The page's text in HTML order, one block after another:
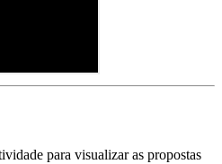
para visualizar as propostas